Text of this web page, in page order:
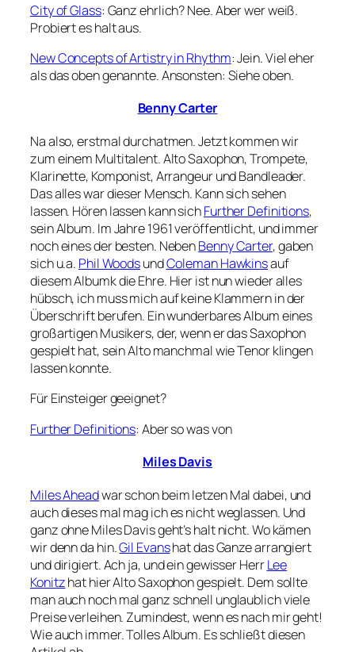
City of Glass: Ganz ehrlich? Nee. Aber wer weiß.
Probiert es halt aus.
New Concepts of Artistry in Rhythm: Jein. Viel eher
als das oben genannte. Ansonsten: Siehe oben.
Benny Carter
Na also, erstmal durchatmen. Jetzt kommen wir
zum einem Multitalent. Alto Saxophon, Trompete,
Klarinette, Komponist, Arrangeur und Bandleader.
Das alles war dieser Mensch. Kann sich sehen
lassen. Hören lassen kann sichFurther Definitions,
sein Album. Im Jahre 1961 veröffentlicht, und immer
noch eines der besten. NebenBenny Carter, gaben
sich u.a. Phil WoodsundColeman Hawkinsauf
diesem Albumk die Ehre. Hier ist nun wieder alles
hübsch, ich muss mich auf keine Klammern in der
Überschrift berufen. Ein wunderbares Album eines
großartigen Musikers, der, wenn er das Saxophon
gespielt hat, sein Alto manchmal wie Tenor klingen
lassen konnte.
Für Einsteiger geeignet?
Further Definitions: Aber so was von
Miles Davis
Miles Aheadwar schon beim letzen Mal dabei, und
auch dieses mal mag ich es nicht weglassen. Und
ganz ohne Miles Davis geht’s halt nicht. Wo kämen
wir denn da hin.Gil Evanshat das Ganze arrangiert
und dirigiert. Ach ja, und ein gewisser HerrLee
Konitzhat hier Alto Saxophon gespielt. Dem sollte
man auch noch mal ganz schnell unglaublich viele
Preise verleihen. Zumindest, wenn es nach mir geht!
Wie auch immer. Tolles Album. Es schließt diesen